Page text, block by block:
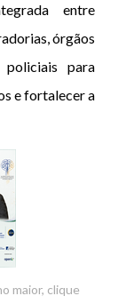
entre
órgãos
para
e fortalecer a
maior, clique